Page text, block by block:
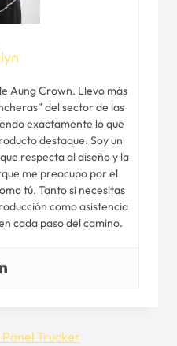
Aung Crown. Llevo más
del sector de las
exactamente lo que
destaque. Soy un
respecta al diseño y la
me preocupo por el
tú. Tanto si necesitas
como asistencia
cada paso del camino.
Trucker